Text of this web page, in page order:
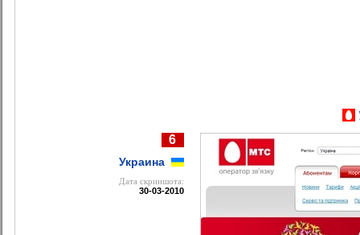
6
Украина
Дата cкриншота:
30-03-2010